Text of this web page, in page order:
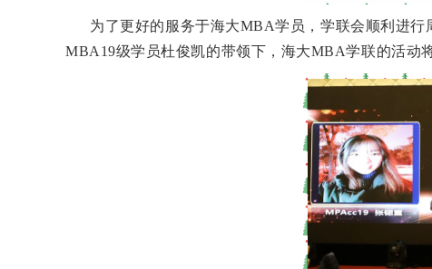
为了更好的服务于海大MBA学员，学联会顺利进行
MBA19级学员杜俊凯的带领下，海大MBA学联的活动